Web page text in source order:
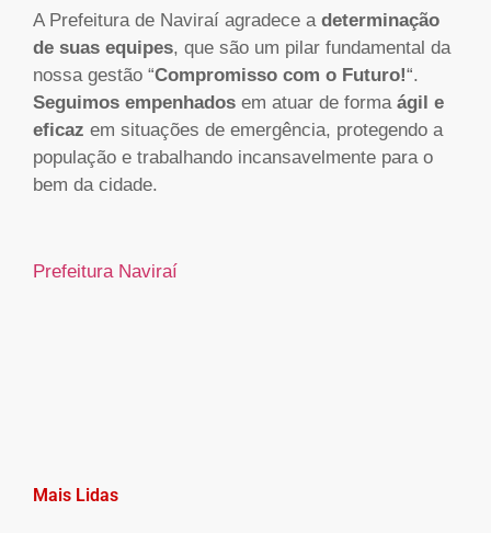
A Prefeitura de Naviraí agradece a determinação
de suas equipes, que são um pilar fundamental da
nossa gestão “Compromisso com o Futuro!“.
Seguimos empenhados em atuar de forma ágil e
eficaz em situações de emergência, protegendo a
população e trabalhando incansavelmente para o
bem da cidade.
Prefeitura Naviraí
Mais Lidas